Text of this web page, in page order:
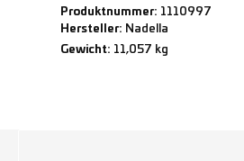
Produktnummer: 1110997
Hersteller: Nadella
Gewicht: 11,057 kg